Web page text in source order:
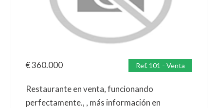
€360.000 Ref. 101 - Venta
Restaurante en venta, funcionando
perfectamente., , más información en